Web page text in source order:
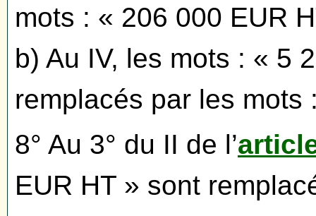
mots : « 206 000 EUR
b) Au IV, les mots : « 5
remplacés par les mots
8° Au 3° du II de l’
EUR HT » sont